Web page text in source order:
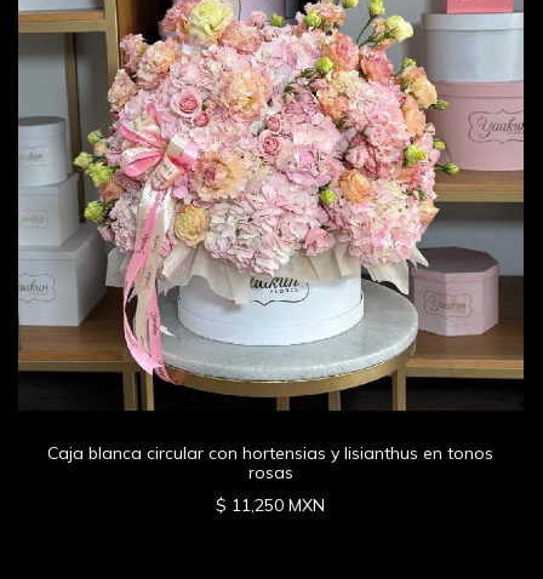
Caja blanca circular con hortensias y lisianthus en tonos
rosas
$ 11,250 MXN